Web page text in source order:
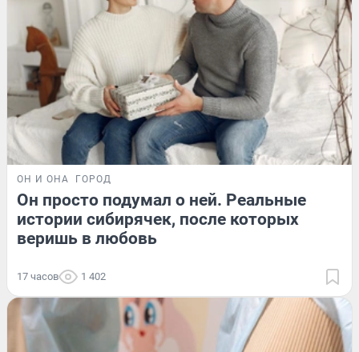
ОН И ОНА ГОРОД
Он просто подумал о ней. Реальные
истории сибирячек, после которых
веришь в любовь
17 часов 1 402